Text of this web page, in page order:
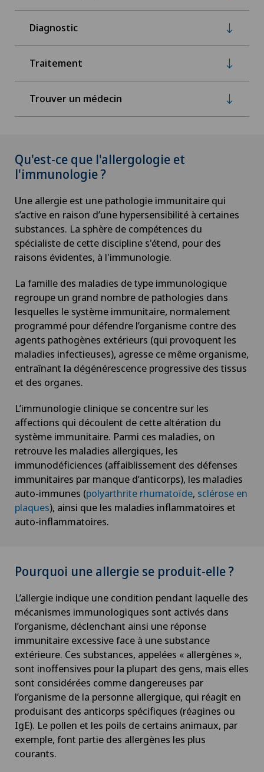
Diagnostic
Traitement
Trouver un médecin
Qu'est-ce que l'allergologie et
l'immunologie ?
Une allergie est une pathologie immunitaire qui
s’active en raison d’une hypersensibilité à certaines
substances. La sphère de compétences du
spécialiste de cette discipline s'étend, pour des
raisons évidentes, à l'immunologie.
La famille des maladies de type immunologique
regroupe un grand nombre de pathologies dans
lesquelles le système immunitaire, normalement
programmé pour défendre l’organisme contre des
agents pathogènes extérieurs (qui provoquent les
maladies infectieuses), agresse ce même organisme,
entraînant la dégénérescence progressive des tissus
et des organes.
L’immunologie clinique se concentre sur les
affections qui découlent de cette altération du
système immunitaire. Parmi ces maladies, on
retrouve les maladies allergiques, les
immunodéficiences (affaiblissement des défenses
immunitaires par manque d’anticorps), les maladies
auto-immunes (polyarthrite rhumatoïde, sclérose en
plaques), ainsi que les maladies inflammatoires et
auto-inflammatoires.
Pourquoi une allergie se produit-elle ?
L’allergie indique une condition pendant laquelle des
mécanismes immunologiques sont activés dans
l’organisme, déclenchant ainsi une réponse
immunitaire excessive face à une substance
extérieure. Ces substances, appelées « allergènes »,
sont inoffensives pour la plupart des gens, mais elles
sont considérées comme dangereuses par
l’organisme de la personne allergique, qui réagit en
produisant des anticorps spécifiques (réagines ou
IgE). Le pollen et les poils de certains animaux, par
exemple, font partie des allergènes les plus
courants.